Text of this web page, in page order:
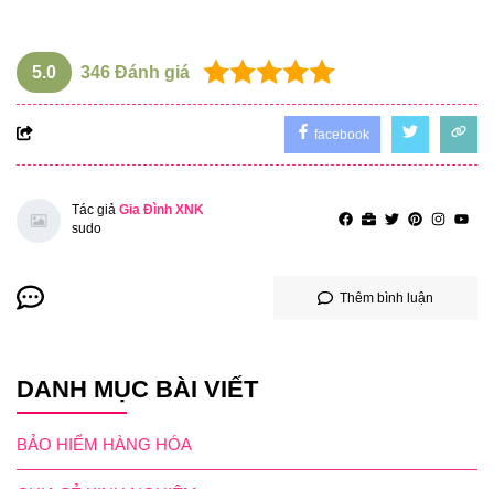
5.0 346 Đánh giá
facebook
Tác giả Gia Đình XNK
sudo
Thêm bình luận
DANH MỤC BÀI VIẾT
BẢO HIỂM HÀNG HÓA